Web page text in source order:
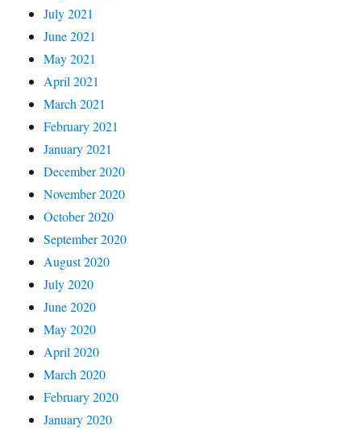
July 2021
June 2021
May 2021
April 2021
March 2021
February 2021
January 2021
December 2020
November 2020
October 2020
September 2020
August 2020
July 2020
June 2020
May 2020
April 2020
March 2020
February 2020
January 2020